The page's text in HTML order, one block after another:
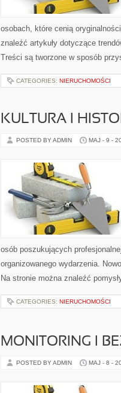
osobach, które cenią
znaleźć artykuły dotyczące
Treści są tworzone w sposób
CATEGORIES: NIERUCHOMOŚCI
KULTURA I
POSTED BY ADMIN MAJ - 9 -
osób poszukujących
organizowanego wydarzenia.
Na stronie można znaleźć
CATEGORIES: NIERUCHOMOŚCI
MONITORING I
POSTED BY ADMIN MAJ - 8 -